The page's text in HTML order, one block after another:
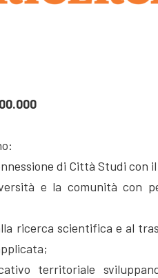
di Città Studi con
e la comunità con
ricerca scientifica e al
territoriale